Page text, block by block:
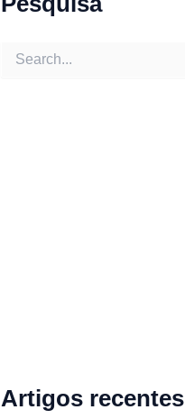
Artigos recentes